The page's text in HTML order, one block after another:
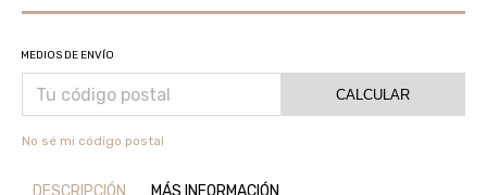
MEDIOS DE ENVÍO
CALCULAR
No sé mi código postal